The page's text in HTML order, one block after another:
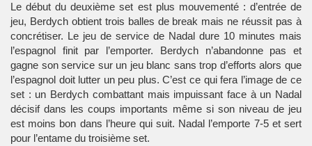
Le début du deuxième set est plus mouvementé : d’entrée de
jeu, Berdych obtient trois balles de break mais ne réussit pas à
concrétiser. Le jeu de service de Nadal dure 10 minutes mais
l’espagnol finit par l’emporter. Berdych n’abandonne pas et
gagne son service sur un jeu blanc sans trop d’efforts alors que
l’espagnol doit lutter un peu plus. C’est ce qui fera l’image de ce
set : un Berdych combattant mais impuissant face à un Nadal
décisif dans les coups importants même si son niveau de jeu
est moins bon dans l’heure qui suit. Nadal l’emporte 7-5 et sert
pour l’entame du troisième set.